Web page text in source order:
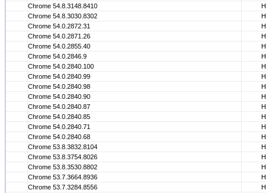
Chrome 54.8.3148.8410
Chrome 54.8.3030.8302
Chrome 54.0.2872.31
Chrome 54.0.2871.26
Chrome 54.0.2855.40
Chrome 54.0.2846.9
Chrome 54.0.2840.100
Chrome 54.0.2840.99
Chrome 54.0.2840.98
Chrome 54.0.2840.90
Chrome 54.0.2840.87
Chrome 54.0.2840.85
Chrome 54.0.2840.71
Chrome 54.0.2840.68
Chrome 53.8.3832.8104
Chrome 53.8.3754.8026
Chrome 53.8.3530.8802
Chrome 53.7.3664.8936
Chrome 53.7.3284.8556